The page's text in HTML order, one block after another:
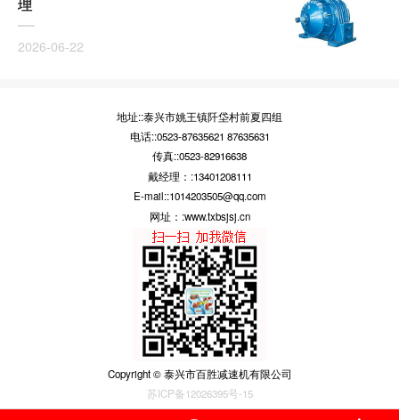
2026-06-22
地址::泰兴市姚王镇阡垈村前夏四组
电话::0523-87635621 87635631
传真::0523-82916638
戴经理：:13401208111
E-mail::1014203505@qq.com
网址：:www.txbsjsj.cn
Copyright © 泰兴市百胜减速机有限公司
苏ICP备12026395号-15